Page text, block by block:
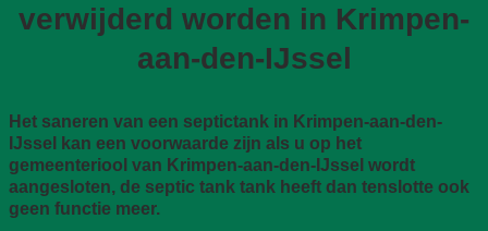
verwijderd worden in Krimpen-
aan-den-IJssel
Het saneren van een septictank in Krimpen-aan-den-
IJssel kan een voorwaarde zijn als u op het
gemeenteriool van Krimpen-aan-den-IJssel wordt
aangesloten, de septic tank tank heeft dan tenslotte ook
geen functie meer.